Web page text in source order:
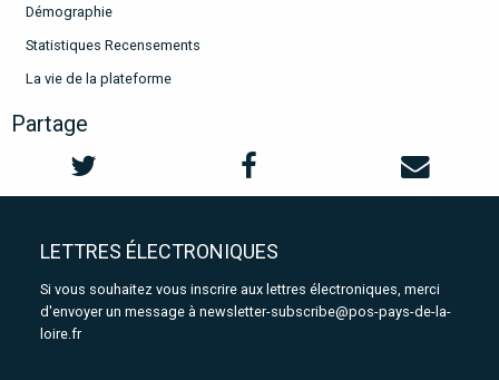
Démographie
Statistiques Recensements
La vie de la plateforme
Partage
LETTRES ÉLECTRONIQUES
Si vous souhaitez vous inscrire aux lettres électroniques, merci
d'envoyer un message à newsletter-subscribe@pos-pays-de-la-
loire.fr